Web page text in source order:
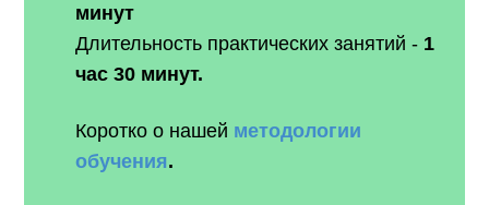
минут
Длительность практических занятий - 1
час 30 минут.
Коротко о нашей методологии
обучения.